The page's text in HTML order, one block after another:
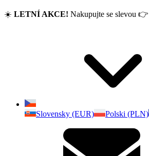
☀️ LETNÍ AKCE! Nakupujte se slevou 👉
Slovensky (EUR)
Polski (PLN)